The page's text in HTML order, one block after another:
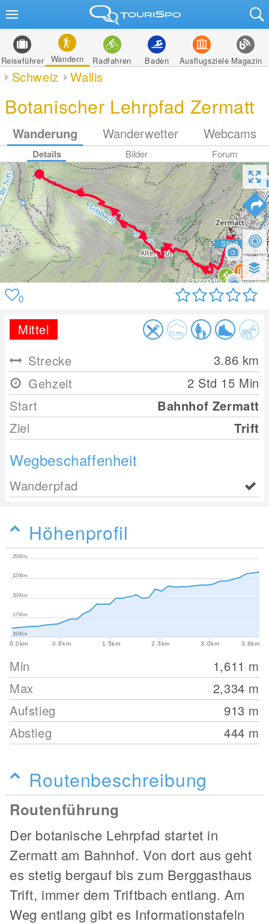
Reiseführer Wandern Radfahren Baden Ausflugsziele Magazin
Schweiz Wallis
Botanischer Lehrpfad Zermatt
Wanderung Wanderwetter Webcams
Details Bilder Forum
0
Mittel
Strecke
3.86 km
Gehzeit
2 Std 15 Min
Start
Bahnhof Zermatt
Ziel
Trift
Wegbeschaffenheit
Wanderpfad
Höhenprofil
0.0km 0.8km 1.5km 2.3km 3.0km 3.8km
1500m
1750m
2000m
2250m
2500m
Min 1,611 m
Max
2,334 m
Aufstieg
913 m
Abstieg
444 m
Routenbeschreibung
Routenführung
Der botanische Lehrpfad startet in
Zermatt am Bahnhof. Von dort aus geht
es stetig bergauf bis zum Berggasthaus
Trift, immer dem Triftbach entlang. Am
Weg entlang gibt es Informationstafeln